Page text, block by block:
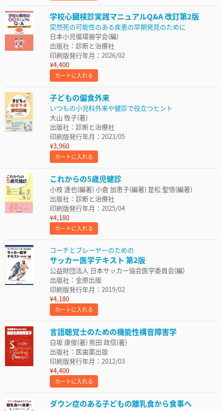
学校心臓検診実践マニュアルQ&A 改訂第2版
突然死の可能性のある疾患の早期発見のために
日本小児循環器学会(編)
出版社：診断と治療社
印刷版発行年月：2026/02
¥4,400
カートに入れる
子どもの偏食外来
いつもの小児科外来や健診で役立つヒント
大山 牧子(著)
出版社：診断と治療社
印刷版発行年月：2023/05
¥3,960
カートに入れる
これからの5歳児健診
小枝 達也(編著) 小倉 加恵子(編著) 是松 聖悟(編著)
出版社：診断と治療社
印刷版発行年月：2025/04
¥4,180
カートに入れる
コーチとプレーヤーのための
サッカー医学テキスト 第2版
公益財団法人 日本サッカー協会医学委員会(編)
出版社：金原出版
印刷版発行年月：2019/02
¥4,180
カートに入れる
言語聴覚士のための機能性構音障害学
白坂 康俊(著) 熊田 政信(著)
出版社：医歯薬出版
印刷版発行年月：2012/03
¥4,400
カートに入れる
ダウン症のある子どもの離乳食から食事へ